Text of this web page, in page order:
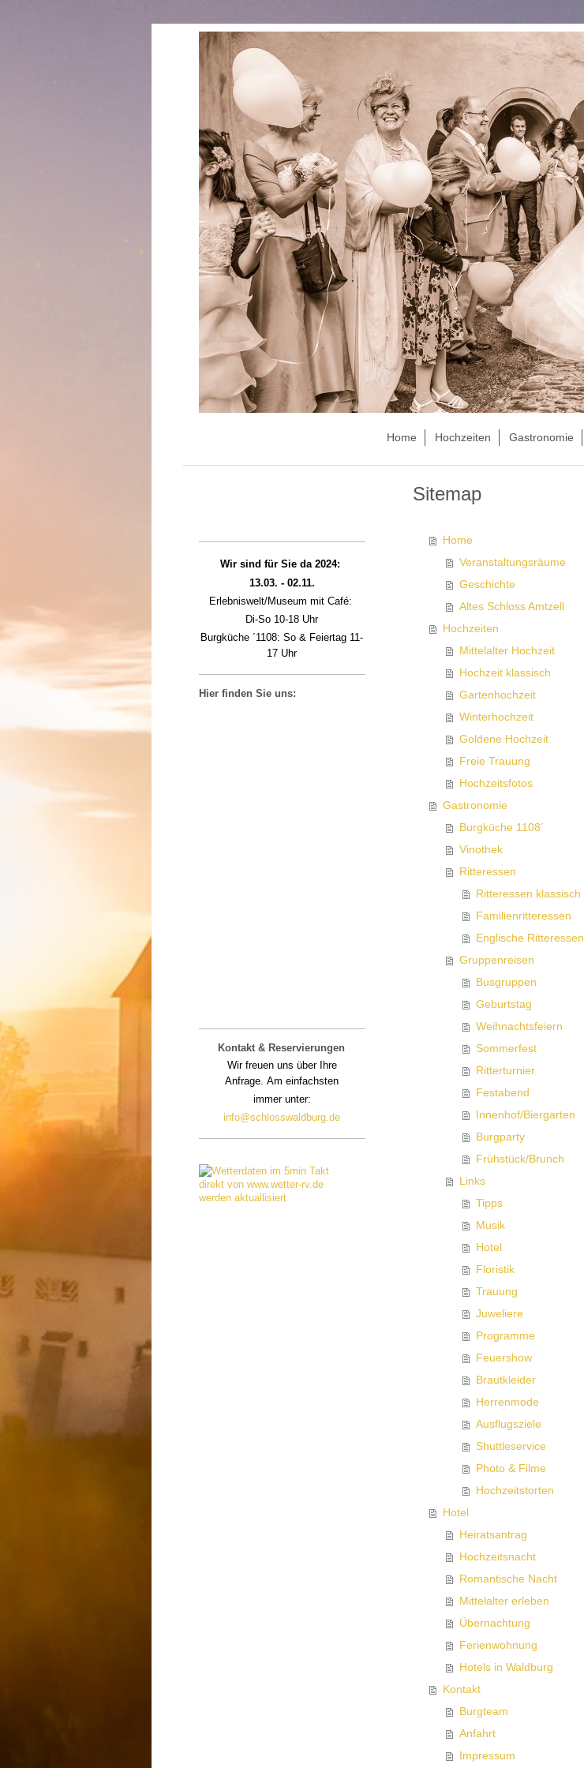
Home Hochzeiten Gastronomie
Sitemap
Home
Veranstaltungsräume
Geschichte
Altes Schloss Amtzell
Hochzeiten
Mittelalter Hochzeit
Hochzeit klassisch
Gartenhochzeit
Winterhochzeit
Goldene Hochzeit
Freie Trauung
Hochzeitsfotos
Gastronomie
Burgküche 1108´
Vinothek
Ritteressen
Ritteressen klassisch
Familienritteressen
Englische Ritteressen
Gruppenreisen
Busgruppen
Geburtstag
Weihnachtsfeiern
Sommerfest
Ritterturnier
Festabend
Innenhof/Biergarten
Burgparty
Frühstück/Brunch
Links
Tipps
Musik
Hotel
Floristik
Trauung
Juweliere
Programme
Feuershow
Brautkleider
Herrenmode
Ausflugsziele
Shuttleservice
Photo & Filme
Hochzeitstorten
Hotel
Heiratsantrag
Hochzeitsnacht
Romantische Nacht
Mittelalter erleben
Übernachtung
Ferienwohnung
Hotels in Waldburg
Kontakt
Burgteam
Anfahrt
Impressum
Wir sind für Sie da 2024:
13.03. - 02.11.
Erlebniswelt/Museum mit Café:
Di-So 10-18 Uhr
Burgküche ´1108: So & Feiertag 11-
17 Uhr
Hier finden Sie uns:
Kontakt & Reservierungen
Wir freuen uns über Ihre
Anfrage.Am einfachsten
immer unter:
info@schlosswaldburg.de